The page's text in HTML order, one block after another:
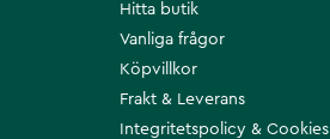
Hitta butik
Vanliga frågor
Köpvillkor
Frakt & Leverans
Integritetspolicy & Cookies